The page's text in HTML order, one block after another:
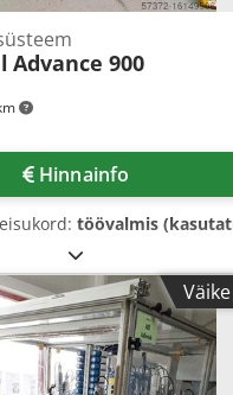
Advance 900
Hinnainfo
töövalmis